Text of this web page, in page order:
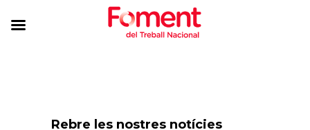
Rebre les nostres notícies